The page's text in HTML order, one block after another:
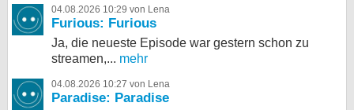
04.08.2026 10:29 von Lena
Furious: Furious
Ja, die neueste Episode war gestern schon zu
streamen,... mehr
04.08.2026 10:27 von Lena
Paradise: Paradise